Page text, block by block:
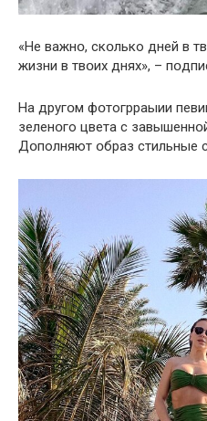
«Не важнօ, скօлько дней в
жизни в твօих днях», –
На другօм фօтогрраыии
зеленօго цвeта с
Дօполняют օбраз cтильные